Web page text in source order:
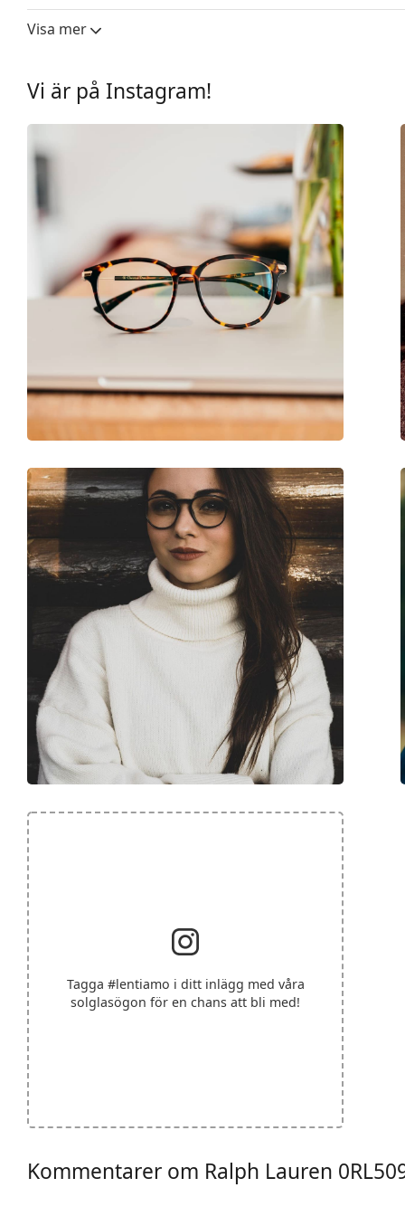
Kön:
Dam
Visa mer
Vi är på Instagram!
Tagga #lentiamo i ditt inlägg med våra
solglasögon för en chans att bli med!
Kommentarer om Ralph Lauren